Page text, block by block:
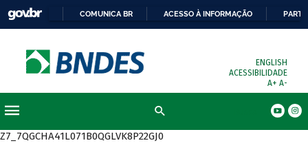
COMUNICA BR ACESSO À INFORMAÇÃO
ENGLISH
ACESSIBILIDADE
A+ A-
Z7_7QGCHA41L071B0QGLVK8P22GJ0